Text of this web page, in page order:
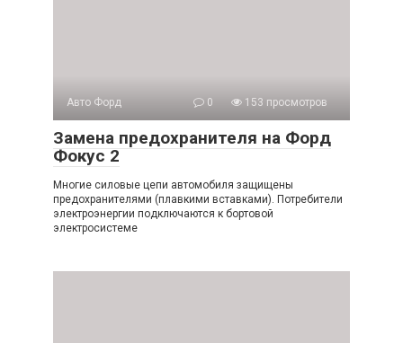
Авто Форд 0 153 просмотров
Замена предохранителя на Форд
Фокус 2
Многие силовые цепи автомобиля защищены
предохранителями (плавкими вставками). Потребители
электроэнергии подключаются к бортовой
электросистеме